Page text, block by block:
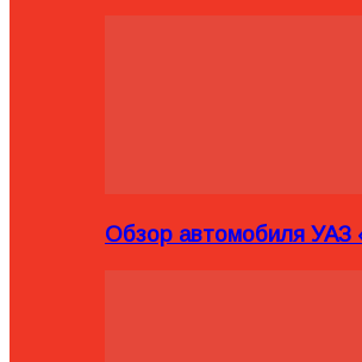
Обзор автомобиля УАЗ